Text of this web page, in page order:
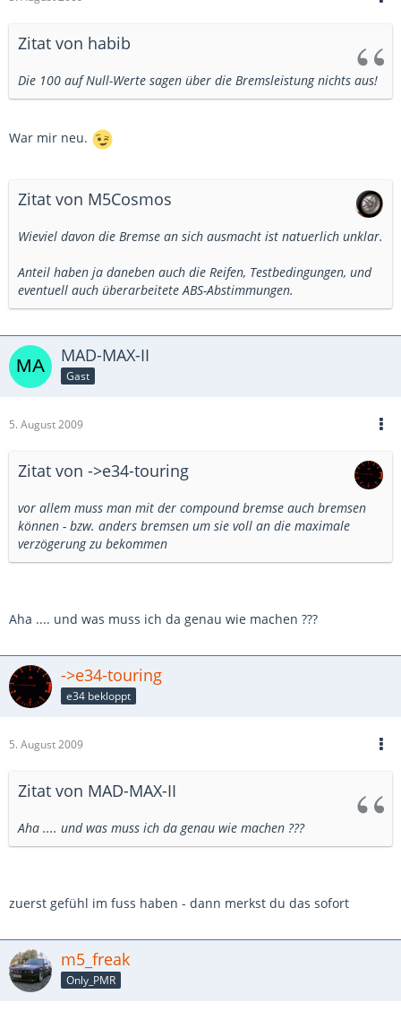
Zitat von habib
Die 100 auf Null-Werte sagen über die Bremsleistung nichts aus!
War mir neu.
Zitat von M5Cosmos
Wieviel davon die Bremse an sich ausmacht ist natuerlich unklar.
Anteil haben ja daneben auch die Reifen, Testbedingungen, und
eventuell auch überarbeitete ABS-Abstimmungen.
MAD-MAX-II
Gast
5. August 2009
Zitat von ->e34-touring
vor allem muss man mit der compound bremse auch bremsen
können - bzw. anders bremsen um sie voll an die maximale
verzögerung zu bekommen
Aha .... und was muss ich da genau wie machen ???
->e34-touring
e34 bekloppt
5. August 2009
Zitat von MAD-MAX-II
Aha .... und was muss ich da genau wie machen ???
zuerst gefühl im fuss haben - dann merkst du das sofort
m5_freak
Only_PMR